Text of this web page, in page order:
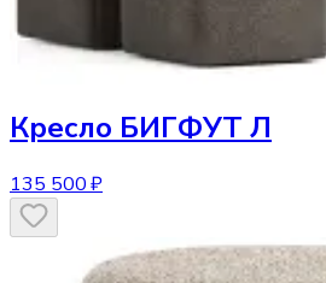
Кресло БИГФУТ Л
135 500 ₽